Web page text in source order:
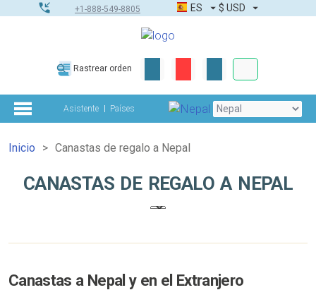
+1-888-549-8805 ES $ USD
Rastrear orden
Asistente Países
Inicio Canastas de regalo a Nepal
CANASTAS DE REGALO A NEPAL
Canastas a Nepal y en el Extranjero